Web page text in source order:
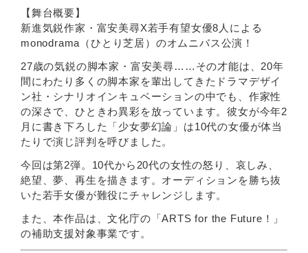
【舞台概要】
新進気鋭作家・富安美尋X若手有望女優8人による
monodrama（ひとり芝居）のオムニバス公演！
27歳の気鋭の脚本家・富安美尋……その才能は、20年
間にわたり多くの脚本家を輩出してきたドラマデザイ
ン社・シナリオインキュベーションの中でも、作家性
の深さで、ひときわ異彩を放っています。彼女が今年2
月に書き下ろした「少女夢幻論」は10代の女優が体当
たりで演じ評判を呼びました。
今回は第2弾。10代から20代の女性の怒り、哀しみ、
絶望、夢、再生を描きます。オーディションを勝ち抜
いた若手女優が難役にチャレンジします。
また、本作品は、文化庁の「ARTS for the Future！」
の補助支援対象事業です。